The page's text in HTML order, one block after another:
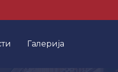
Галерија